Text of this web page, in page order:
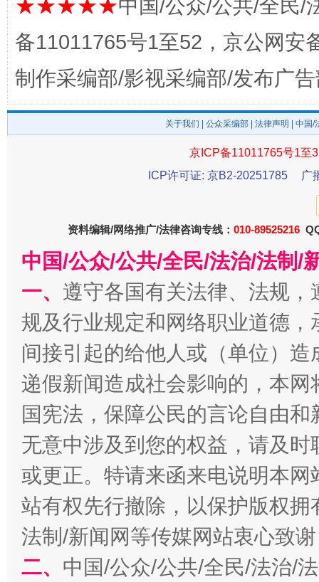
东山县通报“牛蛙产品抗生素超标问题” 法
千年窑火 生生不息 一
揭开“小金库”的免责幌子
★★★★★中国/公众/公共/全民/
备11011765号1至52，京公网安
制作采编部/影视采编部/发布广
关于我们 公众采编部 法律声明 | 中国
京ICP备11011765号1至
ICP许可证: 京B2-20251785
广
资料编辑/网络推广/法律咨询专线： 010-89525216
中国/公众/公共/全民/法治/法制/
一、 遵守各国有关法律、法规
规及行业规定和网络职业道德
间接引起的给他人或（单位）
递假新闻造成社会影响的，本
国宪法，保障公民的言论自由
无意中涉及到您的权益，请及
或更正。特请来函来电说明本
站有权先行撤除，以保护版权
法制/新闻网等传媒网站衷心致
二、 中国/公众/公共/全民/法治/